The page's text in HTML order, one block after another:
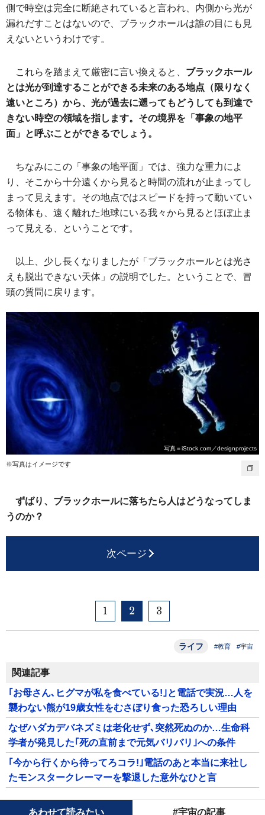
側で時空は完全に断絶されていると言われ、内側から光が
漏れだすことはないので、ブラックホールは誰の目にも見
えないというわけです。
これらを踏まえて厳密に言い換えると、 ブラックホール
とは光が到達することができる未来のある地点（限りなく
遠いところ）から、光が過去に遡ってもどうしても到達で
きない時空の領域を指します。その境界を「事象の地平
面」と呼ぶことができるでしょう。
ちなみにこの「事象の地平面」では、強力な重力によ
り、そこから十分遠くから見ると時間の流れが止まってし
まって見えます。その地点ではスピードを持って動いてい
る物体も、遠く離れた地球にいる我々から見るとほぼ止ま
って見える、ということです。
以上、少し長くなりましたが「ブラックホールとは光さ
えも脱出できない天体」の説明でした。ということで、冒
頭の質問に戻ります。
写真＝iStock.com／designprojects
※写真はイメージです
ずばり、ブラックホールに落ちたら人はどうなってしま
うのか？
次ページ
1 2 3
ライフ #教育 #宇宙
関連記事
｢お母さん､ヒグマが私を食べている!｣と電話で実況…人を
襲わない熊が19歳女性をむさぼり食った恐ろしい理由
なぜハダカデバネズミは老化せず､突然死ぬのか…生命科
学者が発見した｢死の直前まで元気バリバリ｣への条件
｢今から行くから待ってろコラ!｣電話のあと本当に来社し
たモンスタークレーマーを撃退した意外なひと言
あわせて読みたい #宇宙の記事